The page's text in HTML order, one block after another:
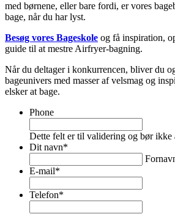
med børnene, eller bare fordi, er vores
bage, når du har lyst.
Besøg vores Bageskole og få inspiration,
guide til at mestre Airfryer-bagning.
Når du deltager i konkurrencen, bliver du
bageunivers med masser af velsmag og
elsker at bage.
Phone
Dette felt er til validering og bør ikke
Dit navn*
E-mail*
Telefon*